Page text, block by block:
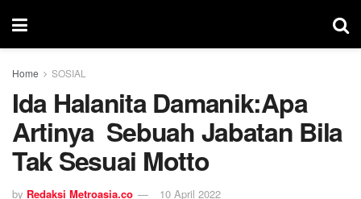
Home SOSIAL
Ida Halanita Damanik:Apa
Artinya Sebuah Jabatan Bila
Tak Sesuai Motto
by Redaksi Metroasia.co 10 April 2022